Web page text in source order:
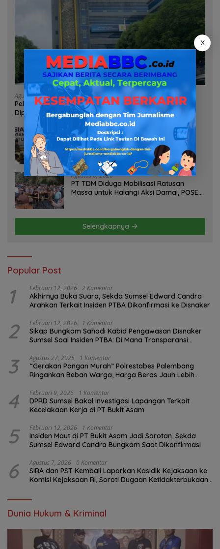
Agustus 7, 2026
Pelayanan Kinerja Dan Transparansi Sanksi P2TL PLN
Dipertanyakan, Upaya Konfirmasi GM PLN UID S2JB
Terkesan Tutup Mata
Agustus 7, 2026
Selamatkan Lahan Pertanian Brebes
dari Banjir, Kemendagri Dorong
Program FMNJP
Agustus 6, 2026
PT TDM Diduga Mobilisasi Ratusan
Massa untuk Halangi Aksi Damai, POSE
Selengkapnya
Popular Post
1 Februari 12, 2026 2 Komentar
Akhirnya Buka Suara, Sekda Sumsel Edward Candra
Arahkan Terkait Insiden PTBA Dikonfirmasi ke Disnaker
2 Februari 12, 2026 1 Komentar
Sikap Bungkam Sahadi Kabid Pengawasan Disnaker
Sumsel Soal Insiden PTBA: Di Mana Transparansi
3 Agustus 27, 2025 1 Komentar
“Gerakan Pangan Murah” Polrestabes Palembang
Ringankan Beban Warga, Harga Beras Jauh Lebih
4 Februari 9, 2026 1 Komentar
DPRD Sumsel Bakal Investigasi Lapangan Terkait
Kecelakaan Kerja di PT Bukit Asam
5 Februari 12, 2026 1 Komentar
Insiden Maut di PT Bukit Asam Jadi Sorotan, Sekda
Sumsel Edward Candra Bungkam Saat Dikonfirmasi
6 Agustus 7, 2026 0 Komentar
SIRA dan PST Kembali Laporkan Kasidik Kejaksaan ke
Komisi Kejaksaan RI, Soroti Dugaan Ketidakterbukaan
Dunia Hukum & Kriminal
X